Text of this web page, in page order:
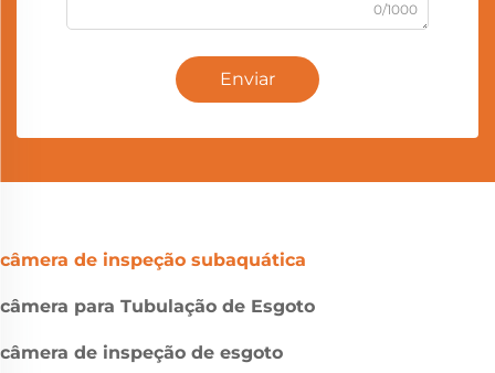
0/1000
Enviar
câmera de inspeção subaquática
câmera para Tubulação de Esgoto
câmera de inspeção de esgoto